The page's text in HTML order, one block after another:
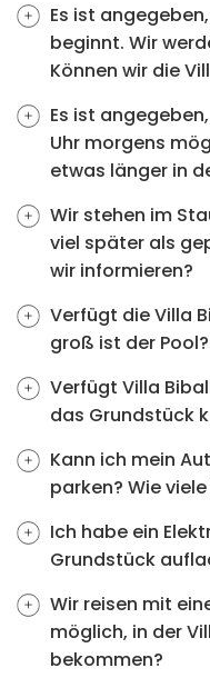
Es ist
beginnt. Wir
Können wir die
Es ist
Uhr morgens
etwas länger in
Wir stehen im
viel später als
wir informieren?
Verfügt die Villa
groß ist der Pool?
Verfügt Villa
das Grundstück
Kann ich mein
parken? Wie
Ich habe ein
Grundstück
Wir reisen mit
möglich, in der
bekommen?